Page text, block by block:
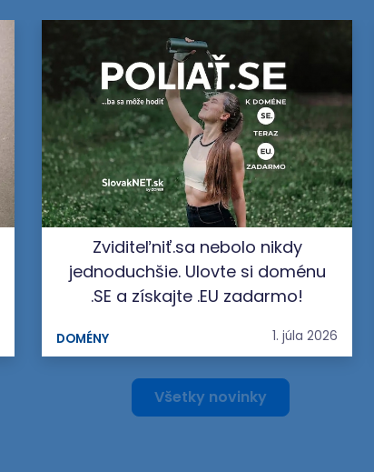
Zviditeľniť.sa nebolo nikdy
jednoduchšie. Ulovte si doménu
.SE a získajte .EU zadarmo!
DOMÉNY 1. júla 2026
Všetky novinky